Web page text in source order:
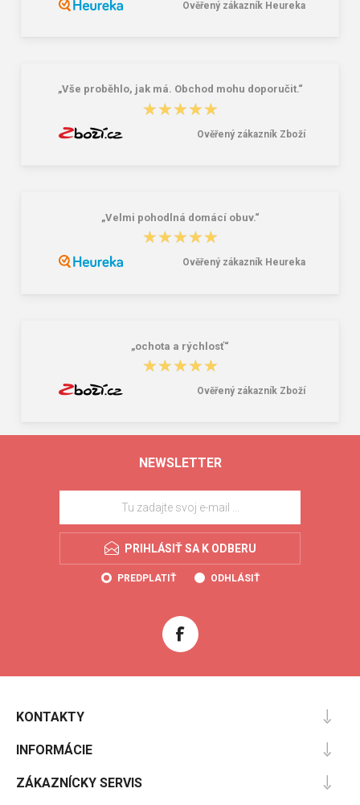
Ověřený zákazník Heureka
„Vše proběhlo, jak má. Obchod mohu doporučit.“
★★★★★
★★★★★
Ověřený zákazník Zboží
„Velmi pohodlná domácí obuv.“
★★★★★
★★★★★
Ověřený zákazník Heureka
„ochota a rýchlosť“
★★★★★
★★★★★
Ověřený zákazník Zboží
NEWSLETTER
PRIHLÁSIŤ SA K ODBERU
PREDPLATIŤ ODHLÁSIŤ
KONTAKTY
INFORMÁCIE
ZÁKAZNÍCKY SERVIS